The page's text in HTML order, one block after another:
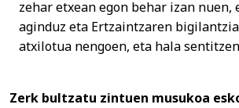
zehar etxean egon behar izan nuen,
aginduz eta Ertzaintzaren
atxilotua nengoen, eta hala
Zerk bultzatu zintuen musukoa